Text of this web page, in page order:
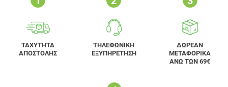
ΤΑΧΥΤΗΤΑ
ΑΠΟΣΤΟΛΗΣ
ΤΗΛΕΦΩΝΙΚΗ
ΕΞΥΠΗΡΕΤΗΣΗ
ΔΩΡΕΑΝ
ΜΕΤΑΦΟΡΙΚΑ
ΑΝΩ ΤΩΝ 69€